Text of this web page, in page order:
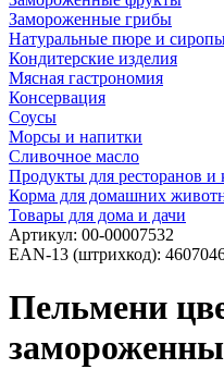
Замороженные грибы
Натуральные пюре и
Кондитерские изделия
Мясная гастрономия
Консервация
Соусы
Морсы и напитки
Сливочное масло
Продукты для ресторанов и
Корма для домашних
Товары для дома и дачи
Артикул: 00-00007532
EAN-13 (штрихкод):
Пельмени